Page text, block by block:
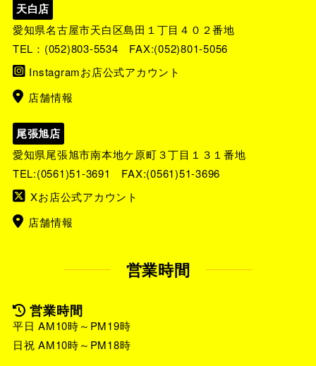
天白店
愛知県名古屋市天白区島田１丁目４０２番地
TEL： (052)803-5534 FAX:(052)801-5056
Instagramお店公式アカウント
店舗情報
尾張旭店
愛知県尾張旭市南本地ケ原町３丁目１３１番地
TEL:(0561)51-3691
FAX:(0561)51-3696
Xお店公式アカウント
店舗情報
営業時間
営業時間
平日 AM10時～PM19時
日祝 AM10時～PM18時